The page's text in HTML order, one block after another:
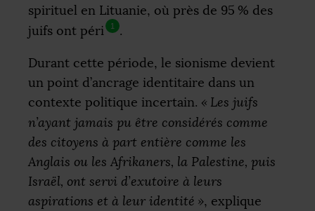
spirituel en Lituanie, où près de 95 % des
juifs ont péri
1 .
Durant cette période, le sionisme devient
un point d’ancrage identitaire dans un
contexte politique incertain. « Les juifs
n’ayant jamais pu être considérés comme
des citoyens à part entière comme les
Anglais ou les Afrikaners, la Palestine, puis
Israël, ont servi d’exutoire à leurs
aspirations et à leur identité », explique